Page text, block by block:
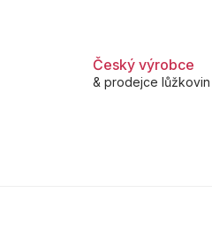
Český výrobce
& prodejce lůžkovin